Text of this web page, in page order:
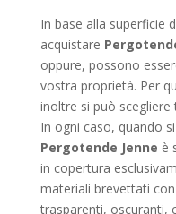
In base alla superficie
acquistare
oppure, possono
vostra proprietà. Per
inoltre si può
In ogni caso, quando
Pergotende Jenne è
in copertura
materiali brevettati
trasparenti, oscuranti,